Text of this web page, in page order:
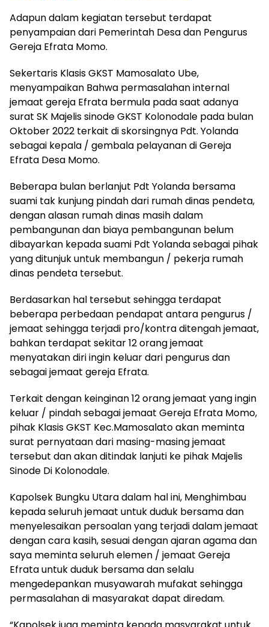
Adapun dalam kegiatan tersebut terdapat
penyampaian dari Pemerintah Desa dan Pengurus
Gereja Efrata Momo.
Sekertaris Klasis GKST Mamosalato Ube,
menyampaikan Bahwa permasalahan internal
jemaat gereja Efrata bermula pada saat adanya
surat SK Majelis sinode GKST Kolonodale pada bulan
Oktober 2022 terkait di skorsingnya Pdt. Yolanda
sebagai kepala / gembala pelayanan di Gereja
Efrata Desa Momo.
Beberapa bulan berlanjut Pdt Yolanda bersama
suami tak kunjung pindah dari rumah dinas pendeta,
dengan alasan rumah dinas masih dalam
pembangunan dan biaya pembangunan belum
dibayarkan kepada suami Pdt Yolanda sebagai pihak
yang ditunjuk untuk membangun / pekerja rumah
dinas pendeta tersebut.
Berdasarkan hal tersebut sehingga terdapat
beberapa perbedaan pendapat antara pengurus /
jemaat sehingga terjadi pro/kontra ditengah jemaat,
bahkan terdapat sekitar 12 orang jemaat
menyatakan diri ingin keluar dari pengurus dan
sebagai jemaat gereja Efrata.
Terkait dengan keinginan 12 orang jemaat yang ingin
keluar / pindah sebagai jemaat Gereja Efrata Momo,
pihak Klasis GKST Kec.Mamosalato akan meminta
surat pernyataan dari masing-masing jemaat
tersebut dan akan ditindak lanjuti ke pihak Majelis
Sinode Di Kolonodale.
Kapolsek Bungku Utara dalam hal ini, Menghimbau
kepada seluruh jemaat untuk duduk bersama dan
menyelesaikan persoalan yang terjadi dalam jemaat
dengan cara kasih, sesuai dengan ajaran agama dan
saya meminta seluruh elemen / jemaat Gereja
Efrata untuk duduk bersama dan selalu
mengedepankan musyawarah mufakat sehingga
permasalahan di masyarakat dapat diredam.